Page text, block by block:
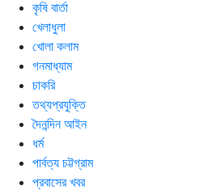
কৃষি বার্তা
খেলাধুলা
খোলা কলাম
গনমাধ্যাম
চাকরি
তথ্যপ্রযুক্তি
দৈনন্দিন আইন
ধর্ম
পার্বত্য চট্টগ্রাম
প্রবাসের খবর